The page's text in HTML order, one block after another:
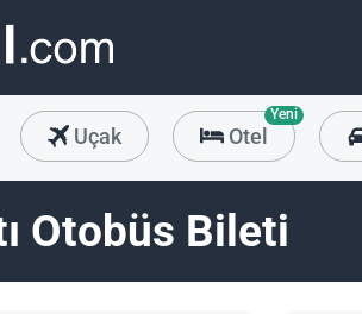
Uçak Otel
Yeni
Otobüs Bileti